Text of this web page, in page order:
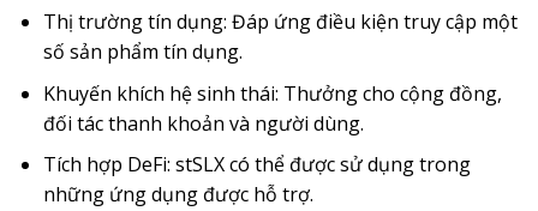
Thị trường tín dụng: Đáp ứng điều kiện truy cập một
số sản phẩm tín dụng.
Khuyến khích hệ sinh thái: Thưởng cho cộng đồng,
đối tác thanh khoản và người dùng.
Tích hợp DeFi: stSLX có thể được sử dụng trong
những ứng dụng được hỗ trợ.